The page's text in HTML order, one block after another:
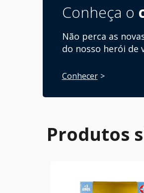
Conheça o
Não perca as
do nosso herói de
Conhecer
Produtos